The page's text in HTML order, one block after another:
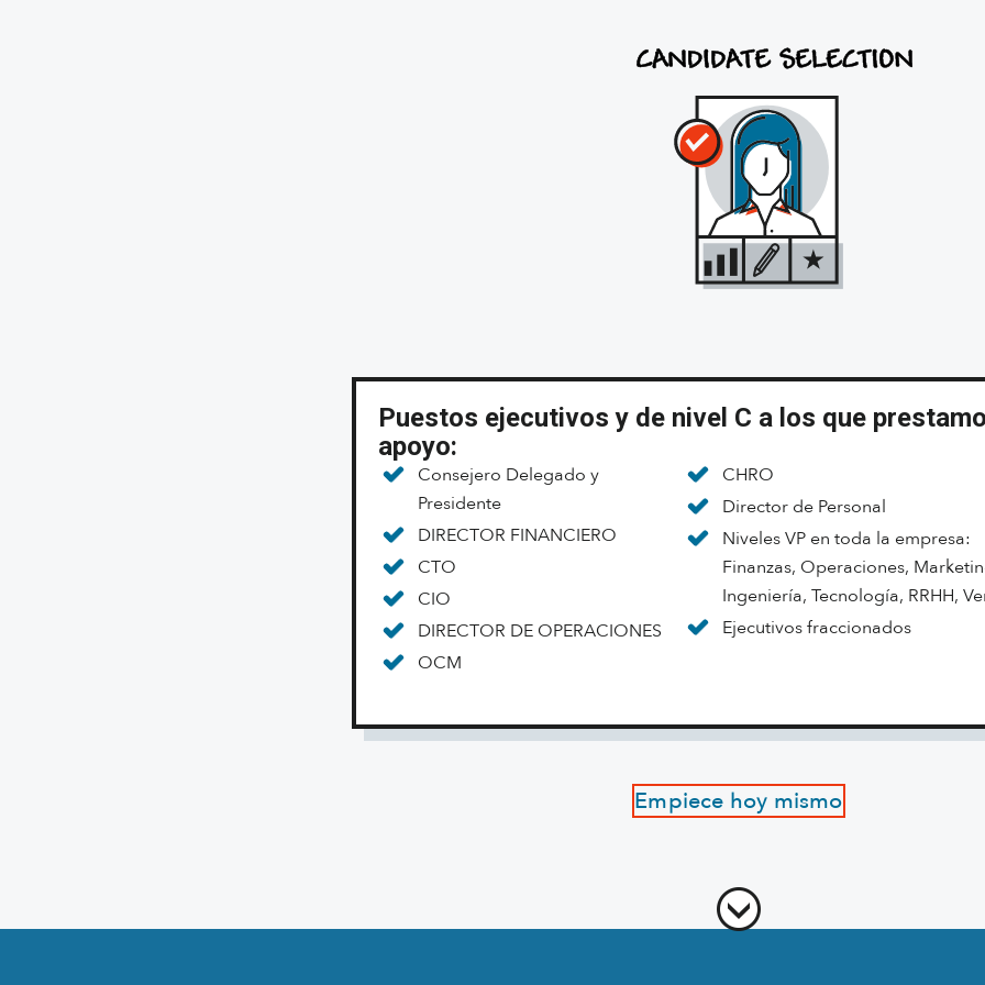
Puestos ejecutivos y de nivel C a los que
apoyo:
Consejero Delegado y
Presidente
DIRECTOR FINANCIERO
CTO
CIO
DIRECTOR DE OPERACIONES
OCM
CHRO
Director de Personal
Niveles VP en toda la empresa:
Finanzas, Operaciones,
Ingeniería, Tecnología, RRHH,
Ejecutivos fraccionados
Empiece hoy mismo